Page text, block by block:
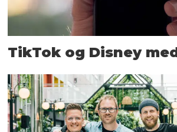
TikTok og Disney